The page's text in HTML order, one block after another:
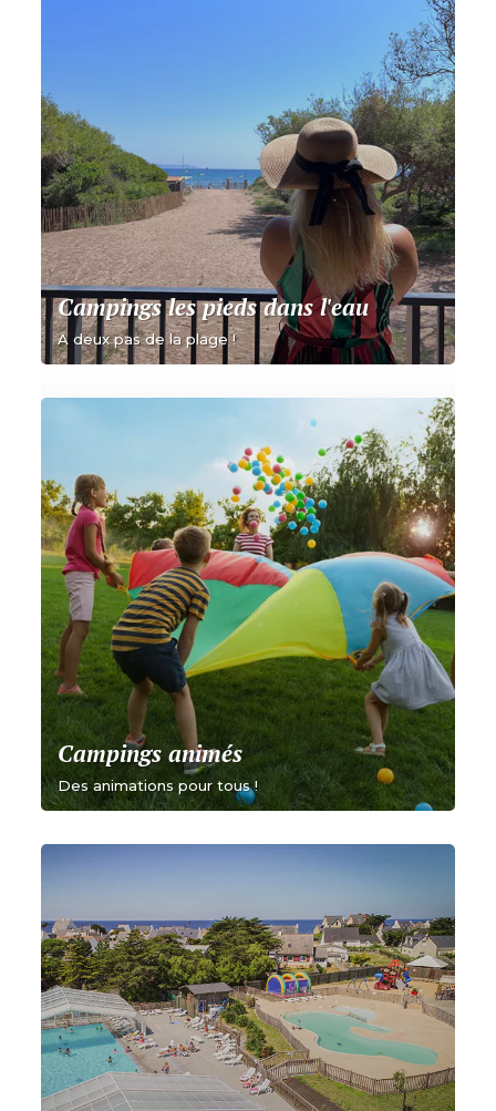
Campings les pieds dans l'eau
A deux pas de la plage !
Campings animés
Des animations pour tous !